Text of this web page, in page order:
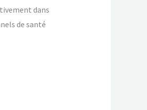
dans
de santé